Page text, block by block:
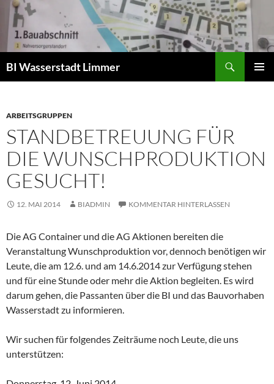
Zum
Inhalt
springen
BI Wasserstadt Limmer
ARBEITSGRUPPEN
STANDBETREUUNG FÜR
DIE WUNSCHPRODUKTION
GESUCHT!
12. MAI 2014 BIADMIN KOMMENTAR HINTERLASSEN
Die AG Container und die AG Aktionen bereiten die
Veranstaltung Wunschproduktion vor, dennoch benötigen wir
Leute, die am 12.6. und am 14.6.2014 zur Verfügung stehen
und für eine Stunde oder mehr die Aktion begleiten. Es wird
darum gehen, die Passanten über die BI und das Bauvorhaben
Wasserstadt zu informieren.
Wir suchen für folgendes Zeiträume noch Leute, die uns
unterstützen: